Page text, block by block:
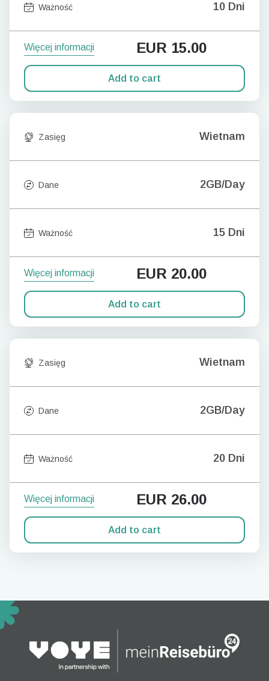
Ważność 10 Dni
Więcej informacji EUR 15.00
Add to cart
Zasięg Wietnam
Dane 2GB/Day
Ważność 15 Dni
Więcej informacji EUR 20.00
Add to cart
Zasięg Wietnam
Dane 2GB/Day
Ważność 20 Dni
Więcej informacji EUR 26.00
Add to cart